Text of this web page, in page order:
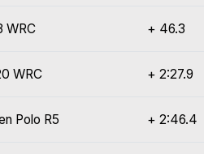
WRC + 46.3
WRC + 2:27.9
Polo R5 + 2:46.4